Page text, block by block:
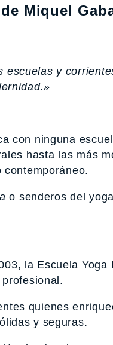
Miquel
y
con ninguna
hasta las más
o senderos del
la Escuela Yoga
quienes
y seguras.